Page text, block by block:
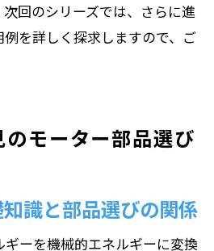
回のシリーズでは、さらに進
を詳しく探求しますので、ご
モーター部品選び
識と部品選びの関係
ーを機械的エネルギーに変換